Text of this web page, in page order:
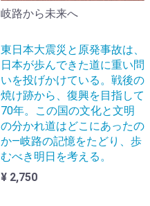
岐路から未来へ
東日本大震災と原発事故は、
日本が歩んできた道に重い問
いを投げかけている。戦後の
焼け跡から、復興を目指して
70年。この国の文化と文明
の分かれ道はどこにあったの
か―岐路の記憶をたどり、歩
むべき明日を考える。
¥ 2,750